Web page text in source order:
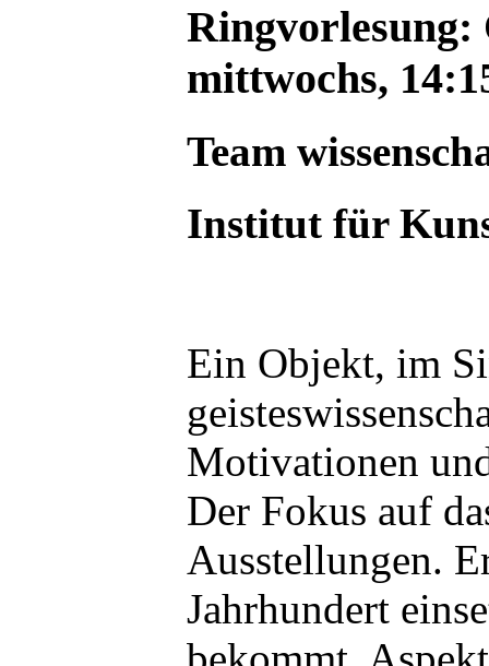
Ringvorlesung:
mittwochs,
Team
Institut für
Ein Objekt, im
Motivationen
Der Fokus auf
Ausstellungen.
Jahrhundert